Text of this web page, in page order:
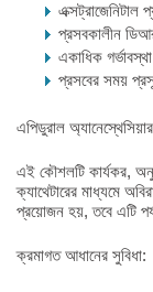
এক্সট্রাজেনিটাল
প্রসবকালীন
একাধিক
প্রসবের সময়
এপিডুরাল
এই কৌশলটি কার্যকর,
ক্যাথেটারের মাধ্যমে
প্রয়োজন হয়, তবে এটি
ক্রমাগত আধানের সুবিধা: